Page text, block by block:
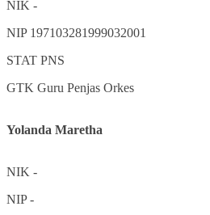
NIK -
NIP 197103281999032001
STAT PNS
GTK Guru Penjas Orkes
Yolanda Maretha
NIK -
NIP-